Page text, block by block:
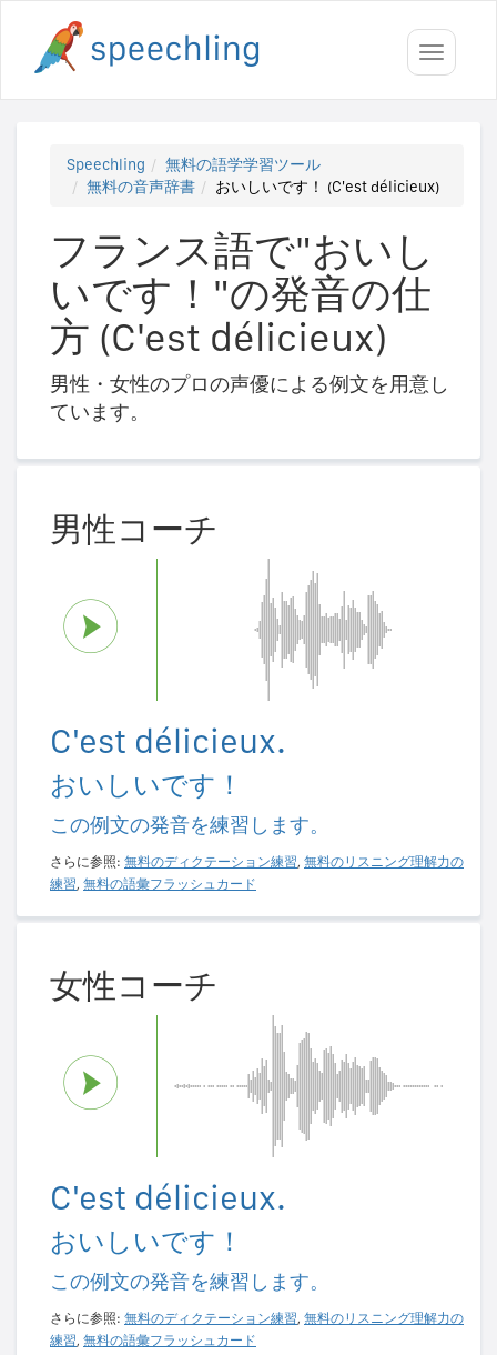
Toggle
Speechling
無料の語学学習ツール
無料の音声辞書
おいしいです！ (C'est délicieux)
フランス語で"おいし
いです！"の発音の仕
方 (C'est délicieux)
男性・女性のプロの声優による例文を用意し
ています。
男性コーチ
C'est délicieux.
おいしいです！
この例文の発音を練習します。
さらに参照: 無料のディクテーション練習, 無料のリスニング理解力の
練習, 無料の語彙フラッシュカード
女性コーチ
C'est délicieux.
おいしいです！
この例文の発音を練習します。
さらに参照: 無料のディクテーション練習, 無料のリスニング理解力の
練習, 無料の語彙フラッシュカード